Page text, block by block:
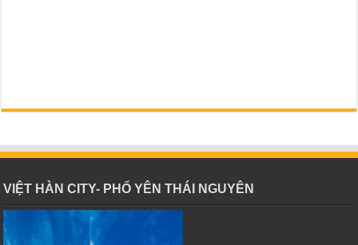
VIỆT HÀN CITY- PHỔ YÊN THÁI NGUYÊN